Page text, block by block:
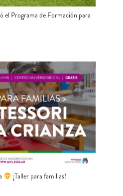
el Programa de Formación para
¡Taller para familias!